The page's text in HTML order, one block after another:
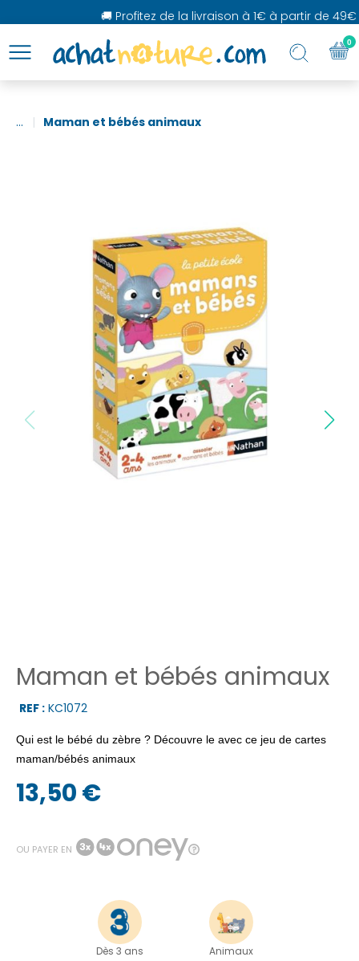
🚚 Profitez de la livraison à 1€ à partir de 49€
... Maman et bébés animaux
Maman et bébés animaux
REF : KC1072
Qui est le bébé du zèbre ? Découvre le avec ce jeu de cartes
maman/bébés animaux
13,50 €
OU PAYER EN
Dès 3 ans Animaux
0